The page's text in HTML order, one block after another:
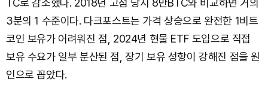
TC로 감소했다. 2018년 고점 당시 8만BTC와 비교하면 거의
3분의 1 수준이다. 다크포스트는 가격 상승으로 완전한 1비트
코인 보유가 어려워진 점, 2024년 현물 ETF 도입으로 직접
보유 수요가 일부 분산된 점, 장기 보유 성향이 강해진 점을 원
인으로 꼽았다.